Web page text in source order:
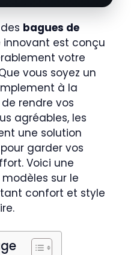
bagues de
innovant est conçu
votre
vous soyez un
à la
rendre vos
agréables, les
une solution
garder vos
Voici une
sur le
confort et style